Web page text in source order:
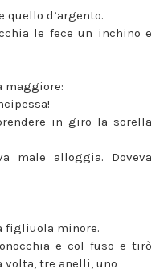
quello d’argento.
le fece un inchino e
maggiore:
in giro la sorella
male alloggia. Doveva
figliuola minore.
e col fuso e tirò
volta, tre anelli, uno